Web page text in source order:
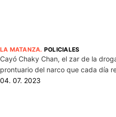
LA MATANZA. POLICIALES
Cayó Chaky Chan, el zar de la
prontuario del narco que cada día
04. 07. 2023